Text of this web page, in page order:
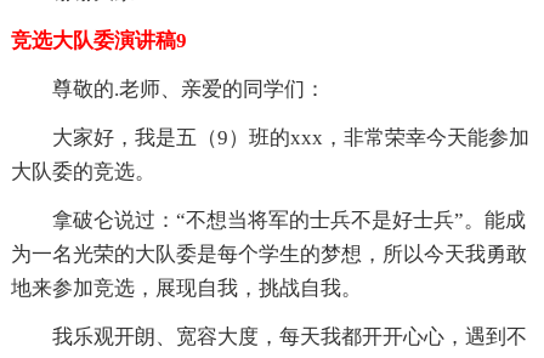
竞选大队委演讲稿9
尊敬的.老师、亲爱的同学们：
大家好，我是五（9）班的xxx，非常荣幸今天能参加
大队委的竞选。
拿破仑说过：“不想当将军的士兵不是好士兵”。能成
为一名光荣的大队委是每个学生的梦想，所以今天我勇敢
地来参加竞选，展现自我，挑战自我。
我乐观开朗、宽容大度，每天我都开开心心，遇到不